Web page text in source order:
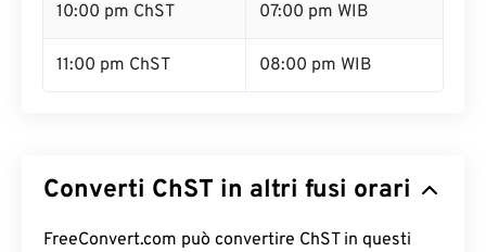
10:00 pm ChST 07:00 pm WIB
11:00 pm ChST 08:00 pm WIB
Converti ChST in altri fusi orari
FreeConvert.com può convertire ChST in questi